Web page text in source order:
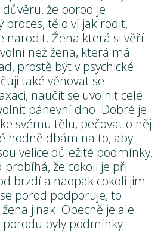
že porod je
tělo ví jak rodit,
narodit. Žena která si věří
než žena, která má
prostě být v psychické
také věnovat se
naučit se uvolnit celé
pánevní dno. Dobré je
svému tělu, pečovat o něj
hodně dbám na to, aby
velice důležité podmínky,
že cokoli je při
brzdí a naopak cokoli jim
porod podporuje, to
jinak. Obecně je ale
porodu byly podmínky